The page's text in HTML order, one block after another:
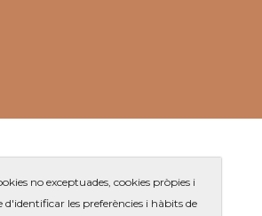
no exceptuades, cookies pròpies i
les preferències i hàbits de